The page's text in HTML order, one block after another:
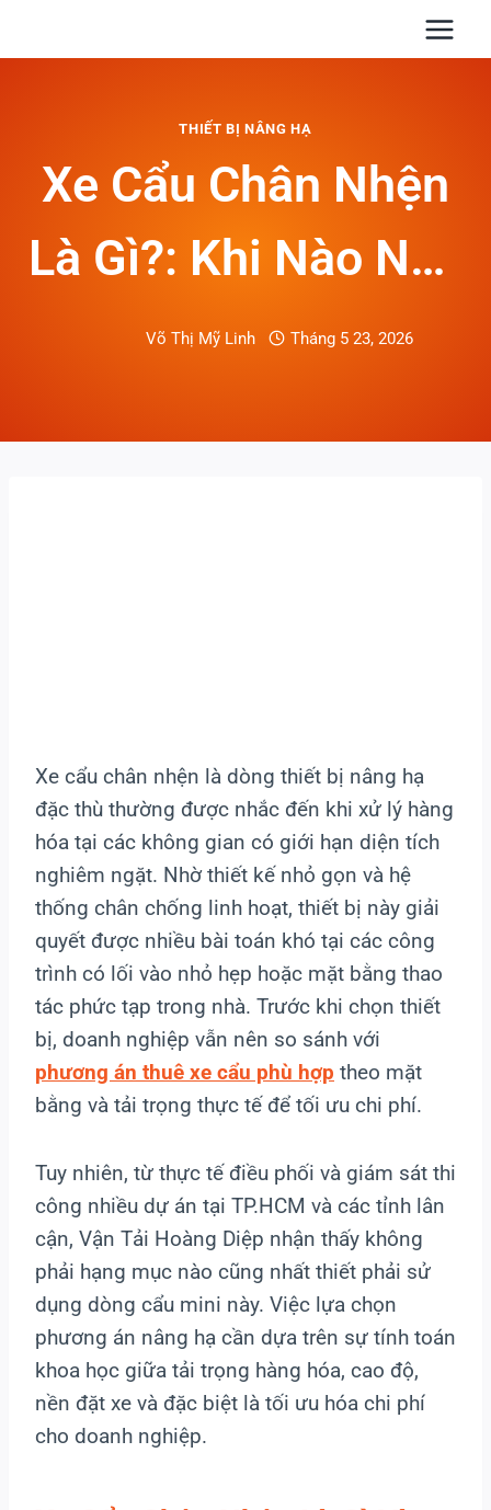
THIẾT BỊ NÂNG HẠ
Xe Cẩu Chân Nhện
Là Gì?: Khi Nào Nên
Dùng Trong Nâng
Võ Thị Mỹ Linh Tháng 5 23, 2026
Xe cẩu chân nhện là dòng thiết bị nâng hạ
đặc thù thường được nhắc đến khi xử lý hàng
hóa tại các không gian có giới hạn diện tích
nghiêm ngặt. Nhờ thiết kế nhỏ gọn và hệ
thống chân chống linh hoạt, thiết bị này giải
quyết được nhiều bài toán khó tại các công
trình có lối vào nhỏ hẹp hoặc mặt bằng thao
tác phức tạp trong nhà. Trước khi chọn thiết
bị, doanh nghiệp vẫn nên so sánh với
phương án thuê xe cẩu phù hợp theo mặt
bằng và tải trọng thực tế để tối ưu chi phí.
Tuy nhiên, từ thực tế điều phối và giám sát thi
công nhiều dự án tại TP.HCM và các tỉnh lân
cận, Vận Tải Hoàng Diệp nhận thấy không
phải hạng mục nào cũng nhất thiết phải sử
dụng dòng cẩu mini này. Việc lựa chọn
phương án nâng hạ cần dựa trên sự tính toán
khoa học giữa tải trọng hàng hóa, cao độ,
nền đặt xe và đặc biệt là tối ưu hóa chi phí
cho doanh nghiệp.